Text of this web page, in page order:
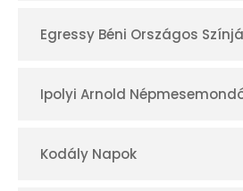
Egressy Béni Országos
Ipolyi Arnold
Kodály Napok